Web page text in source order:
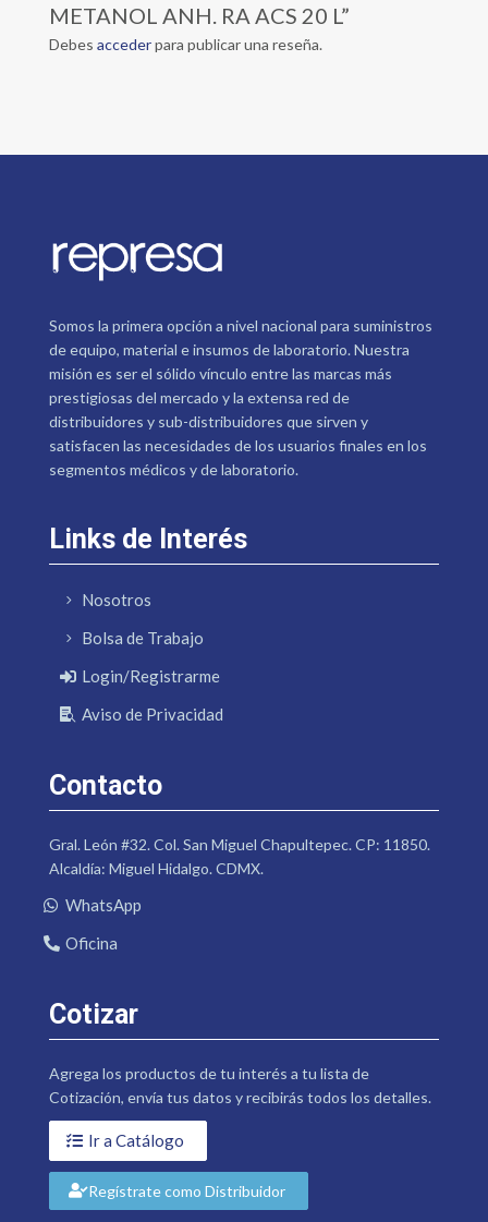
METANOL ANH. RA ACS 20 L”
Debes accederpara publicar una reseña.
Somos la primera opción a nivel nacional para suministros
de equipo, material e insumos de laboratorio. Nuestra
misión es ser el sólido vínculo entre las marcas más
prestigiosas del mercado y la extensa red de
distribuidores y sub-distribuidores que sirven y
satisfacen las necesidades de los usuarios finales en los
segmentos médicos y de laboratorio.
Links de Interés
Nosotros
Bolsa de Trabajo
Login/Registrarme
Aviso de Privacidad
Contacto
Gral. León #32. Col. San Miguel Chapultepec. CP: 11850.
Alcaldía: Miguel Hidalgo. CDMX.
WhatsApp
Oficina
Cotizar
Agrega los productos de tu interés a tu lista de
Cotización, envía tus datos y recibirás todos los detalles.
Ir a Catálogo
Regístrate como Distribuidor